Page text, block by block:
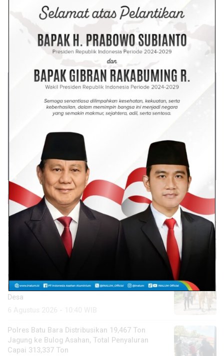
Baca Lainnya
INALUM dan Pemprov Sumut Perkuat
Sinergi Pendidikan dan Pelestarian
Lingkungan
7 Agustus 2026 - 13:40 WIB
Wakil Bupati Syafrizal Tinjau BERLAYAR,
Pastikan Pelayanan Publik Hadir hingga
Desa
Polres Batu Bara Distribusikan 19,467 Ton
Jagung ke Bulog Asahan, Total Penyaluran
Capai 313,337 Ton